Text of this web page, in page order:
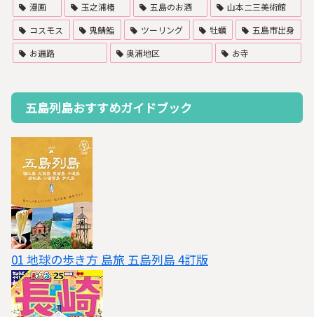
漫画
玉之浦椿 五島のお酒
山本二三美術館
コスモス
鬼鯖鮨 ツーリング 牡蠣
五島市出身
お遍路
奥浦地区 お寺
五島列島おすすめガイドブック
01 地球の歩き方 島旅 五島列島 4訂版